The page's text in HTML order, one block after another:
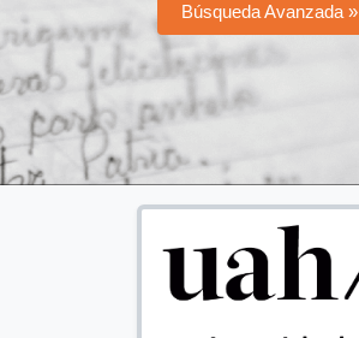
Búsqueda Avanzada »